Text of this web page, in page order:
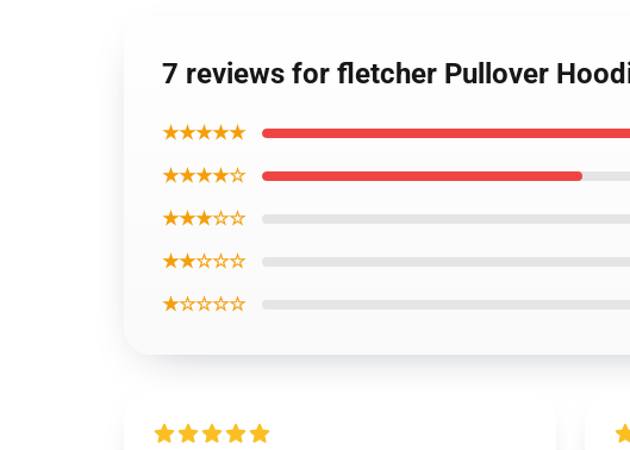
7 reviews for fletcher Pullover
★★★★★
★★★★☆
★★★☆☆
★★☆☆☆
★☆☆☆☆